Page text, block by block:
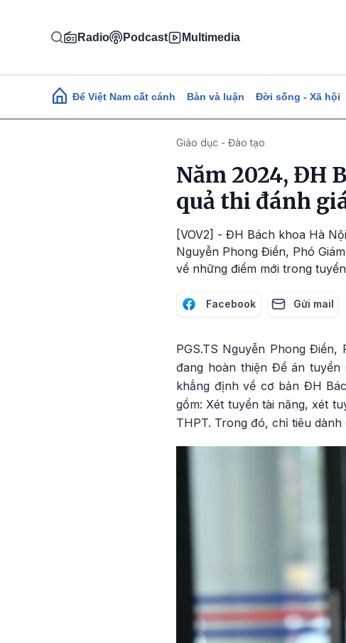
Radio Podcast Multimedia
Main navigation
Để Việt Nam cất cánh Bàn và luận Đời sống - Xã hội
Giáo dục - Đào tạo
Năm 2024, ĐH
quả thi đánh
[VOV2] - ĐH Bách khoa Hà
Nguyễn Phong Điền, Phó
về những điểm mới trong
Facebook Gửi mail
PGS.TS Nguyễn Phong
đang hoàn thiện Đề án
khẳng định về cơ bản ĐH
gồm: Xét tuyển tài năng, xét
THPT. Trong đó, chỉ tiêu